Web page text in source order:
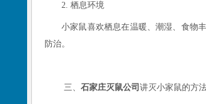
2. 栖息环境
小家鼠喜欢栖息在温暖、潮湿、食物
防治。
三、 石家庄灭鼠公司 讲灭小家鼠的方